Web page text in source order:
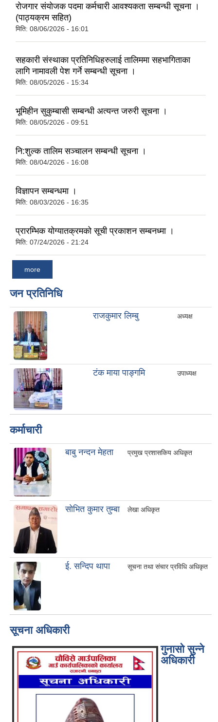
रोजगार संयोजक पदमा कर्मचारी आवश्यकता सम्बन्धी सूचना ।
(पाठ्यक्रम सहित)
मिति: 08/06/2026 - 16:01
सहकारी संस्थाका प्रतिनिधिहरुलाई तालिममा सहभागिताका
लागि नामावली पेश गर्ने सम्बन्धी सूचना ।
मिति: 08/05/2026 - 15:34
भूमिहीन सुकुम्बासी सम्बन्धी अत्यन्त जरुरी सूचना ।
मिति: 08/05/2026 - 09:51
नि:शुल्क तालिम सञ्चालन सम्बन्धी सूचना ।
मिति: 08/04/2026 - 16:08
विज्ञापन सम्बन्धमा ।
मिति: 08/03/2026 - 16:35
प्रारम्भिक योग्यातक्रमको सूची प्रकाशन सम्बनध्मा ।
मिति: 07/24/2026 - 21:24
more
जन प्रतिनिधि
राजकुमार लिम्बु अध्यक्ष
टंक माया पाङ्गमि उपाध्यक्ष
कर्माचारी
बाबु नन्दन मेहता प्रमुख प्रशासकिय अधिकृत
साेभित कुमार तुम्बा लेखा अधिकृत
ई. सन्दिप थापा सूचना तथा संचार प्रविधि अधिकृत
सूचना अधिकारी
गुनासो सुन्ने
अधिकारी